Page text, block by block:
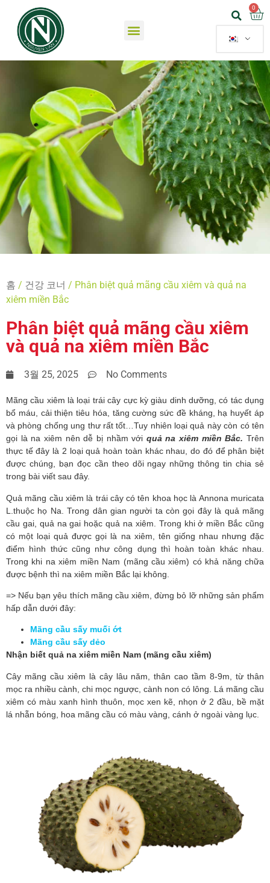
홈 / 건강 코너 / Phân biệt quả mãng cầu xiêm và quả na
xiêm miền Bắc
Phân biệt quả mãng cầu xiêm
và quả na xiêm miền Bắc
3월 25, 2025 No Comments
Mãng cầu xiêm là loại trái cây cực kỳ giàu dinh dưỡng, có tác dụng
bổ máu, cải thiện tiêu hóa, tăng cường sức đề kháng, hạ huyết áp
và phòng chống ung thư rất tốt…Tuy nhiên loại quả này còn có tên
gọi là na xiêm nên dễ bị nhầm với quả na xiêm miền Bắc.Trên
thực tế đây là 2 loại quả hoàn toàn khác nhau, do đó để phân biệt
được chúng, bạn đọc cần theo dõi ngay những thông tin chia sẻ
trong bài viết sau đây.
Quả mãng cầu xiêm là trái cây có tên khoa học là Annona muricata
L.thuộc họ Na. Trong dân gian người ta còn gọi đây là quả mãng
cầu gai, quả na gai hoặc quả na xiêm. Trong khi ở miền Bắc cũng
có một loại quả được gọi là na xiêm, tên giống nhau nhưng đặc
điểm hình thức cũng như công dụng thì hoàn toàn khác nhau.
Trong khi na xiêm miền Nam (mãng cầu xiêm) có khả năng chữa
được bệnh thì na xiêm miền Bắc lại không.
=> Nếu bạn yêu thích mãng cầu xiêm, đừng bỏ lỡ những sản phẩm
hấp dẫn dưới đây:
Mãng cầu sấy muối ớt
Mãng cầu sấy dẻo
Nhận biết quả na xiêm miền Nam (mãng cầu xiêm)
Cây mãng cầu xiêm là cây lâu năm, thân cao tầm 8-9m, từ thân
mọc ra nhiều cành, chi mọc ngược, cành non có lông. Lá mãng cầu
xiêm có màu xanh hình thuôn, mọc xen kẽ, nhọn ở 2 đầu, bề mặt
lá nhẵn bóng, hoa mãng cầu có màu vàng, cánh ở ngoài vàng lục.